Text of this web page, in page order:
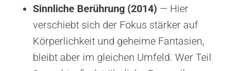
Sinnliche Berührung (2014) — Hier
verschiebt sich der Fokus stärker auf
Körperlichkeit und geheime Fantasien,
bleibt aber im gleichen Umfeld. Wer Teil